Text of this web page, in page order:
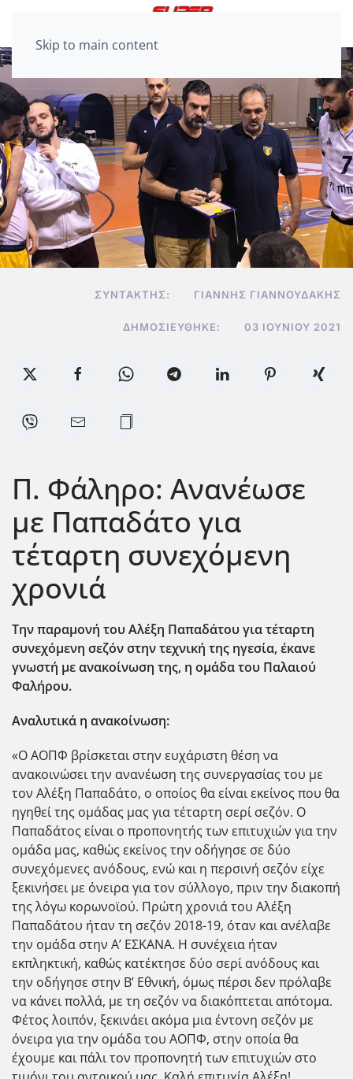
Skip to main content
ΣΥΝΤΆΚΤΗΣ: ΓΙΆΝΝΗΣ ΓΙΑΝΝΟΥΔΆΚΗΣ
ΔΗΜΟΣΙΕΎΘΗΚΕ: 03 ΙΟΥΝΊΟΥ 2021
Π. Φάληρο: Ανανέωσε
με Παπαδάτο για
τέταρτη συνεχόμενη
χρονιά
Την παραμονή του Αλέξη Παπαδάτου για τέταρτη
συνεχόμενη σεζόν στην τεχνική της ηγεσία, έκανε
γνωστή με ανακοίνωση της, η ομάδα του Παλαιού
Φαλήρου.
Αναλυτικά η ανακοίνωση:
«Ο ΑΟΠΦ βρίσκεται στην ευχάριστη θέση να
ανακοινώσει την ανανέωση της συνεργασίας του με
τον Αλέξη Παπαδάτο, ο οποίος θα είναι εκείνος που θα
ηγηθεί της ομάδας μας για τέταρτη σερί σεζόν. Ο
Παπαδάτος είναι ο προπονητής των επιτυχιών για την
ομάδα μας, καθώς εκείνος την οδήγησε σε δύο
συνεχόμενες ανόδους, ενώ και η περσινή σεζόν είχε
ξεκινήσει με όνειρα για τον σύλλογο, πριν την διακοπή
της λόγω κορωνοϊού. Πρώτη χρονιά του Αλέξη
Παπαδάτου ήταν τη σεζόν 2018-19, όταν και ανέλαβε
την ομάδα στην Α’ ΕΣΚΑΝΑ. Η συνέχεια ήταν
εκπληκτική, καθώς κατέκτησε δύο σερί ανόδους και
την οδήγησε στην Β’ Εθνική, όμως πέρσι δεν πρόλαβε
να κάνει πολλά, με τη σεζόν να διακόπτεται απότομα.
Φέτος λοιπόν, ξεκινάει ακόμα μια έντονη σεζόν με
όνειρα για την ομάδα του ΑΟΠΦ, στην οποία θα
έχουμε και πάλι τον προπονητή των επιτυχιών στο